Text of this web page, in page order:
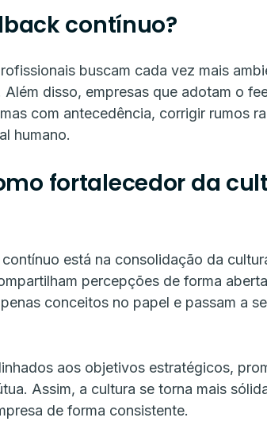
contínuo?
buscam cada vez mais
disso, empresas que adotam o
com antecedência, corrigir rumos
humano.
fortalecedor da
está na consolidação da
percepções de forma
conceitos no papel e passam a
aos objetivos estratégicos,
Assim, a cultura se torna mais
de forma consistente.